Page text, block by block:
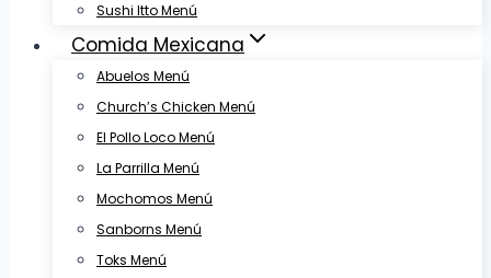
Sushi Itto Menú
Comida Mexicana
Abuelos Menú
Church’s Chicken Menú
El Pollo Loco Menú
La Parrilla Menú
Mochomos Menú
Sanborns Menú
Toks Menú